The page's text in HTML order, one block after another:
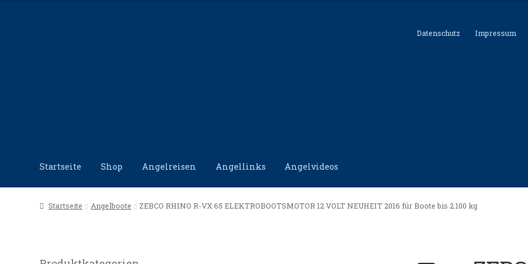
Datenschutz Impressum
Startseite Shop Angelreisen Angellinks Angelvideos
Start Angellinks Angelreisen Angelvideos Datenschutz Impressum Kontakt Shop
Startseite Angelboote ZEBCO RHINO R-VX 65 ELEKTROBOOTSMOTOR 12 VOLT NEUHEIT 2016 für Boote bis 2.100 kg